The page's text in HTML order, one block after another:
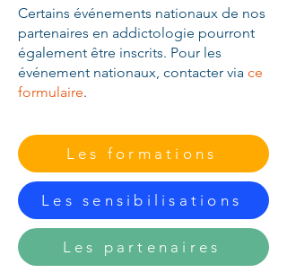
Certains événements nationaux de nos
partenaires en addictologie pourront
également être inscrits. Pour les
événement nationaux, contacter via ce
formulaire.
Les formations
Les sensibilisations
Les partenaires